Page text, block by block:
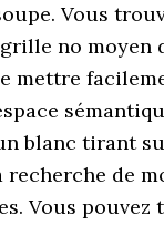
Vous
no moyen
mettre
blanc tirant
recherche de
Vous